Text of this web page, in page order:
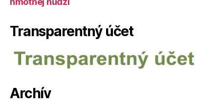
Transparentný účet
Archív